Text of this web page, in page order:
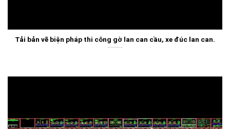
Tải bản vẽ biện pháp thi công gờ lan can cầu, xe đúc lan can.